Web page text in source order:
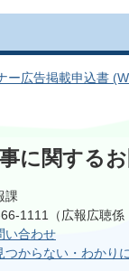
ー広告掲載申込書
に関する
課
1111（広報広聴係
い合わせ
つからない・わかり